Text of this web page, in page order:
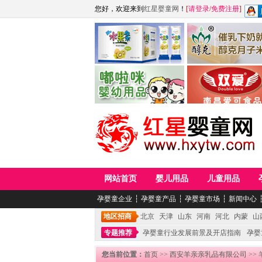
您好，欢迎来到 红星婴童网 ！ [请登录/免费注册]
江西麦嘟嘟食品有限公司
青岛嘟啦咪婴幼儿用品公司
江西醇之客月子米
网站首页 婴儿用品 儿童用品
孕婴童企业 ┆ 孕婴童产品 ┆ 孕婴童市场 ┆ 新闻中心
地区招商 北京 天津 山东 河南 河北 内蒙
山
专题推荐
孕婴童行业发展前景及开店指南 孕
您当前位置： 首页 >> 西安羊亲亲乳品有限公司 >>